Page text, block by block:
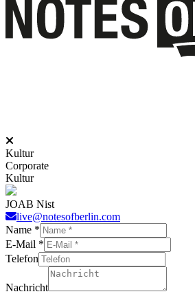
Kultur
Corporate
Kultur
JOAB Nist
live@notesofberlin.com
Name *
E-Mail *
Telefon
Nachricht